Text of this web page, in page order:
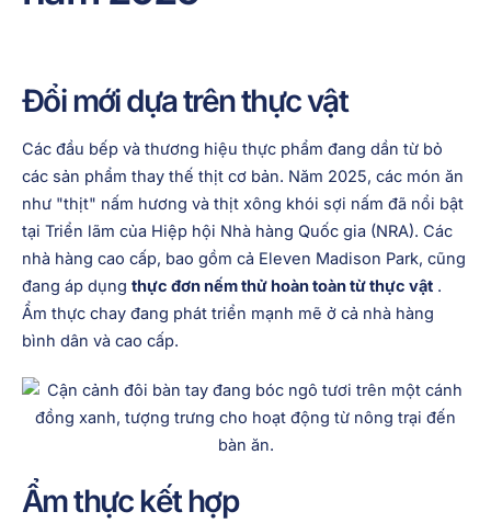
Đổi mới dựa trên thực vật
Các đầu bếp và thương hiệu thực phẩm đang dần từ bỏ
các sản phẩm thay thế thịt cơ bản. Năm 2025, các món ăn
như "thịt" nấm hương và thịt xông khói sợi nấm đã nổi bật
tại Triển lãm của Hiệp hội Nhà hàng Quốc gia (NRA). Các
nhà hàng cao cấp, bao gồm cả Eleven Madison Park, cũng
đang áp dụng thực đơn nếm thử hoàn toàn từ thực vật .
Ẩm thực chay đang phát triển mạnh mẽ ở cả nhà hàng
bình dân và cao cấp.
Ẩm thực kết hợp